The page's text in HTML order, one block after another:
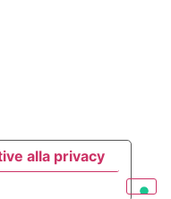
alla privacy